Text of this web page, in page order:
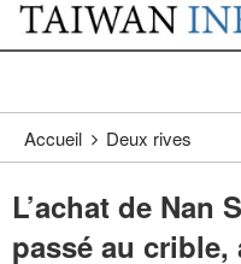
Passer au contenu principal
:::
Accueil Deux rives
L’achat de Nan
passé au crible,